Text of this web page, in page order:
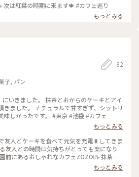
今季飲み納め✨☕ 次は紅葉の時期に来ます🍁 #カフェ巡り
もっとみる
子, パン
82
にいきました。 抹茶とおからのケーキとアイ
きました。 ナチュラルで甘すぎず、シットリ
味しかったです。 #東京 #池袋 #カフェ
もっとみる
友人とケーキを食べて元気を充電🔋してきま
友人との時間は気持ちがとっても楽になり
前にあるおしゃれなカフェZOZOI☕️ 抹茶と
キ、見た目も可愛く美味しかったです😊
池袋 # チーズケーキ
もっとみる